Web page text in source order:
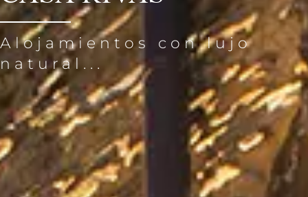
Alojamientos con lujo
natural...